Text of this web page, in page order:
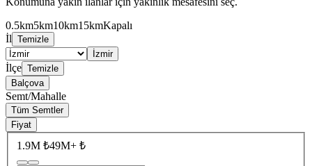
0.5km5km10km15kmKapalı
İl Temizle
İzmir
İlçe Temizle
Balçova
Semt/Mahalle
Tüm Semtler
Fiyat
1.9M ₺49M+ ₺